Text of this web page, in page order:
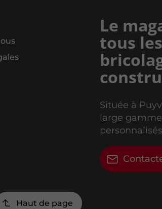
Le
tous
Située à
large
Haut de page